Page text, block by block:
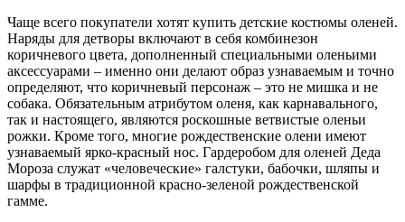
Чаще всего покупатели хотят купить детские костюмы оленей.
Наряды для детворы включают в себя комбинезон
коричневого цвета, дополненный специальными оленьими
аксессуарами – именно они делают образ узнаваемым и точно
определяют, что коричневый персонаж – это не мишка и не
собака. Обязательным атрибутом оленя, как карнавального,
так и настоящего, являются роскошные ветвистые оленьи
рожки. Кроме того, многие рождественские олени имеют
узнаваемый ярко-красный нос. Гардеробом для оленей Деда
Мороза служат «человеческие» галстуки, бабочки, шляпы и
шарфы в традиционной красно-зеленой рождественской
гамме.